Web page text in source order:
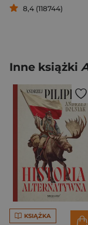
8,4 (118744)
Inne książki
KSIĄŻKA